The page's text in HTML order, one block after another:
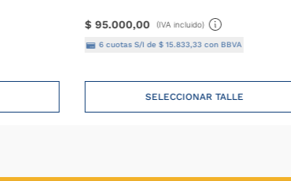
$ 95.000,00 (IVA incluido)
6 cuotas S/I de$ 15.833,33 con BBVA
SELECCIONAR TALLE